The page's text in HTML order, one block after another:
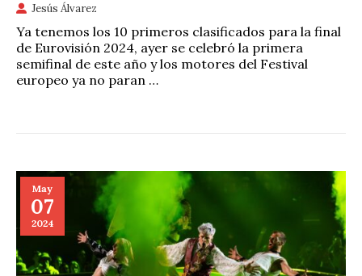
Jesús Álvarez
Ya tenemos los 10 primeros clasificados para la final
de Eurovisión 2024, ayer se celebró la primera
semifinal de este año y los motores del Festival
europeo ya no paran …
May
07
2024